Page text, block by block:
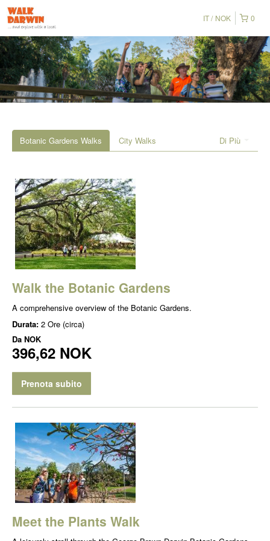
0
IT NOK
Di Più
Botanic Gardens Walks City Walks
Walk the Botanic Gardens
A comprehensive overview of the Botanic Gardens.
Durata: 2 Ore (circa)
Da NOK
396,62 NOK
Prenota subito
Meet the Plants Walk